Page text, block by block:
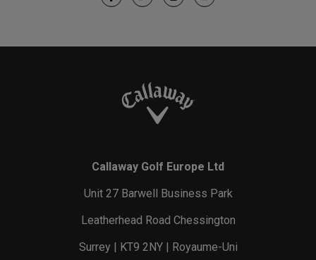
Callaway Golf Europe Ltd
Unit 27 Barwell Business Park
Leatherhead Road Chessington
Surrey | KT9 2NY | Royaume-Uni